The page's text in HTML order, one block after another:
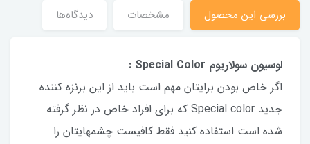
بررسی این محصول مشخصات دیدگاه‌ها
لوسیون سولاریوم Special Color :
اگر خاص بودن برايتان مهم است بايد از اين برنزه كننده
جديد Special color كه براى افراد خاص در نظر گرفته
شده است استفاده كنيد فقط كافيست چشمهايتان را